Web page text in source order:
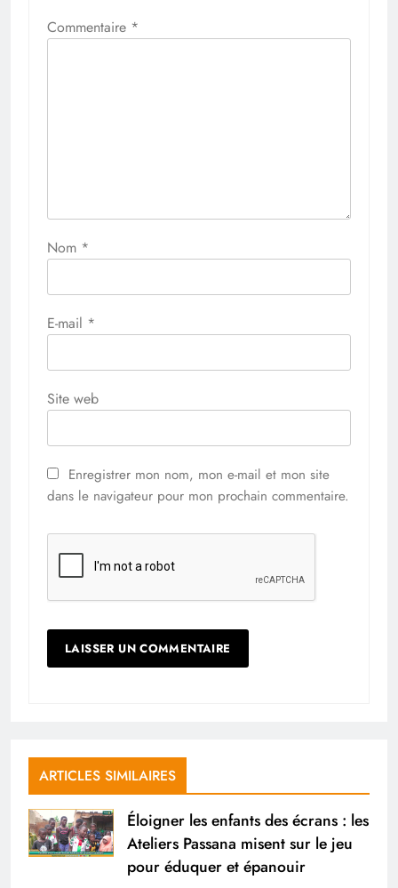
Commentaire *
Nom *
E-mail *
Site web
Enregistrer mon nom, mon e-mail et mon site
dans le navigateur pour mon prochain commentaire.
ARTICLES SIMILAIRES
Éloigner les enfants des écrans : les
Ateliers Passana misent sur le jeu
pour éduquer et épanouir